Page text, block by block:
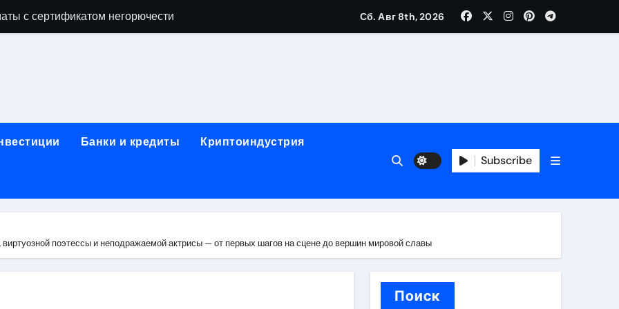
с сертификатом негорючести
и направляющих для конвейерных лент
лотков для хранения электронных компонентов
этапы строительства, проверка застройщика и сценарии оформления сделки
информация о сельскохозяйственных предприятиях
Сб. Авг 8th, 2026
Банки и кредиты Криптоиндустрия
Subscribe
поэтессы и неподражаемой актрисы — от первых шагов на сцене до вершин мировой славы
Поиск